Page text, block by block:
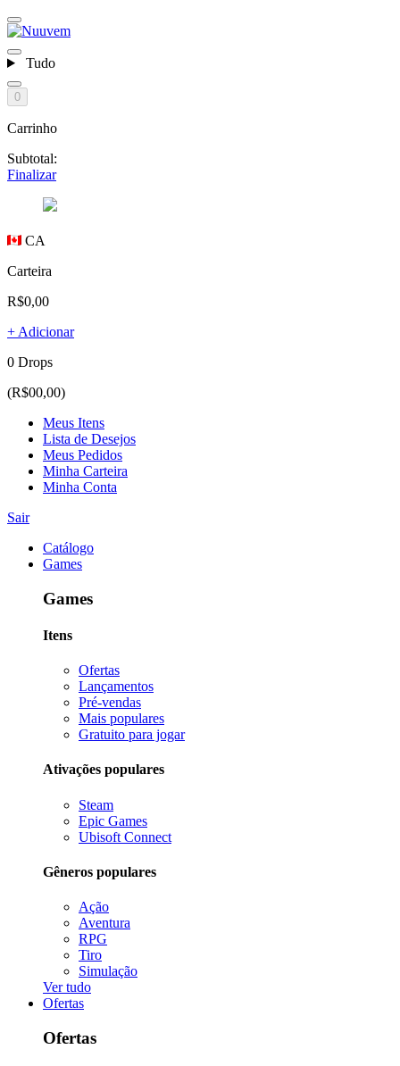
Tudo
0
Carrinho
Subtotal:
Finalizar
CA
Carteira
R$0,00
+ Adicionar
0 Drops
(R$00,00)
Meus Itens
Lista de Desejos
Meus Pedidos
Minha Carteira
Minha Conta
Sair
Catálogo
Games
Games
Itens
Ofertas
Lançamentos
Pré-vendas
Mais populares
Gratuito para jogar
Ativações populares
Steam
Epic Games
Ubisoft Connect
Gêneros populares
Ação
Aventura
RPG
Tiro
Simulação
Ver tudo
Ofertas
Ofertas